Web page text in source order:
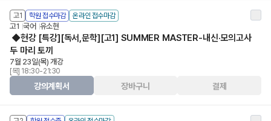
고1 학원 접수마감 온라인 접수마감
고1 국어 유소현
◆현강 [특강][독서,문학][고1] SUMMER MASTER-내신·모의고사
두 마리 토끼
7월 23일(목) 개강
[목] 18:30-21:30
강의계획서 장바구니 결제